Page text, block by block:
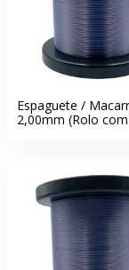
Espaguete /
2,00mm (Rolo